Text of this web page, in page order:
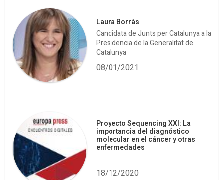
Laura Borràs
Candidata de Junts per Catalunya a la
Presidencia de la Generalitat de
Catalunya
08/01/2021
Proyecto Sequencing XXI: La
importancia del diagnóstico
molecular en el cáncer y otras
enfermedades
18/12/2020